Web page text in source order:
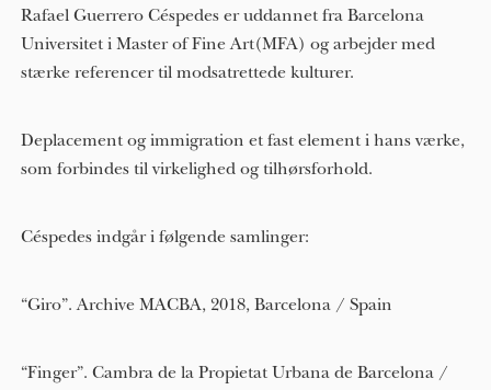
Rafael Guerrero Céspedes er uddannet fra Barcelona
Universitet i Master of Fine Art(MFA) og arbejder med
stærke referencer til modsatrettede kulturer.
Deplacement og immigration et fast element i hans værke,
som forbindes til virkelighed og tilhørsforhold.
Céspedes indgår i følgende samlinger:
“Giro”. Archive MACBA, 2018, Barcelona / Spain
“Finger”. Cambra de la Propietat Urbana de Barcelona /